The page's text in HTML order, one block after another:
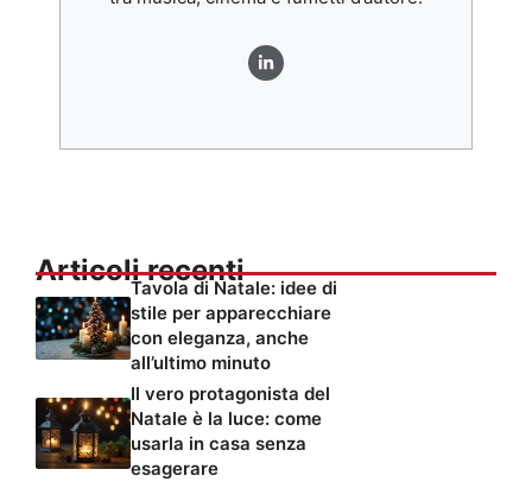
Articoli recenti
Tavola di Natale: idee di
stile per apparecchiare
con eleganza, anche
all’ultimo minuto
Il vero protagonista del
Natale è la luce: come
usarla in casa senza
esagerare